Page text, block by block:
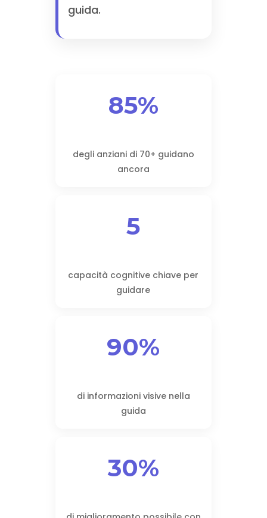
guida.
85%
degli anziani di 70+ guidano
ancora
5
capacità cognitive chiave per
guidare
90%
di informazioni visive nella
guida
30%